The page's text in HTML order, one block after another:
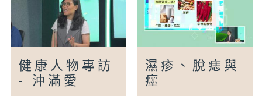
健康人物專訪
- 沖滿愛
濕疹、脫痣與
癦